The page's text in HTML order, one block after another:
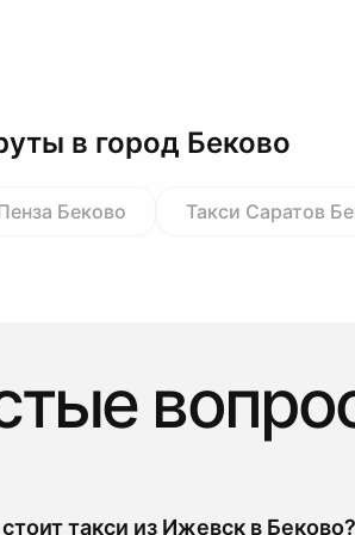
в город Беково
Беково Такси Саратов
такси из Ижевск в Беково?